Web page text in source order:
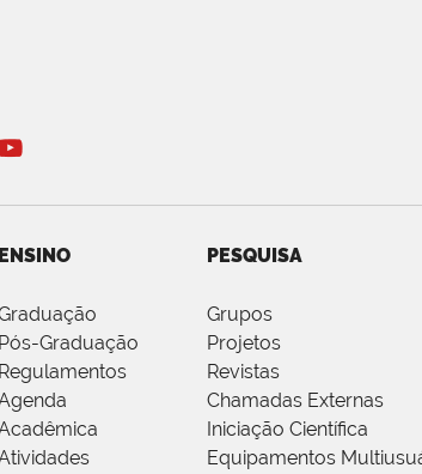
ENSINO
Pós-Graduação
Regulamentos
PESQUISA
Grupos
Projetos
Revistas
Chamadas Externas
Iniciação Científica
Equipamentos